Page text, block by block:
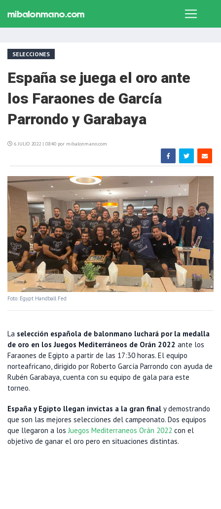
SELECCIONES
España se juega el oro ante
los Faraones de García
Parrondo y Garabaya
6 JULIO 2022 | 08:40 por mibalonmano.com
Foto: Egypt Handball Fed
La selección española de balonmano luchará por la medalla
de oro en los Juegos Mediterráneos de Orán 2022 ante los
Faraones de Egipto a partir de las 17:30 horas. El equipo
norteafricano, dirigido por Roberto García Parrondo con ayuda de
Rubén Garabaya, cuenta con su equipo de gala para este
torneo.
España y Egipto llegan invictas a la gran final y demostrando
que son las mejores selecciones del campeonato. Dos equipos
que llegaron a losJuegos Mediterraneos Orán 2022 con el
objetivo de ganar el oro pero en situaciones distintas.